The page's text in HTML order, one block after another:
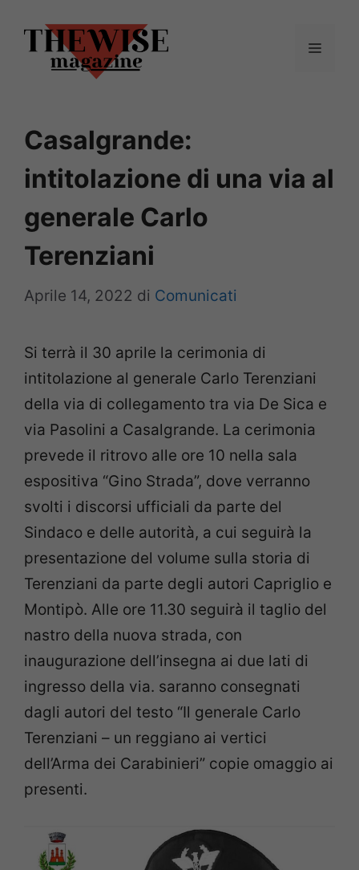
contenuto
Menu
Casalgrande:
intitolazione di una via al
generale Carlo
Terenziani
Aprile 14, 2022 di Comunicati
Si terrà il 30 aprile la cerimonia di
intitolazione al generale Carlo Terenziani
della via di collegamento tra via De Sica e
via Pasolini a Casalgrande. La cerimonia
prevede il ritrovo alle ore 10 nella sala
espositiva “Gino Strada”, dove verranno
svolti i discorsi ufficiali da parte del
Sindaco e delle autorità, a cui seguirà la
presentazione del volume sulla storia di
Terenziani da parte degli autori Capriglio e
Montipò. Alle ore 11.30 seguirà il taglio del
nastro della nuova strada, con
inaugurazione dell’insegna ai due lati di
ingresso della via. saranno consegnati
dagli autori del testo “Il generale Carlo
Terenziani – un reggiano ai vertici
dell’Arma dei Carabinieri” copie omaggio ai
presenti.